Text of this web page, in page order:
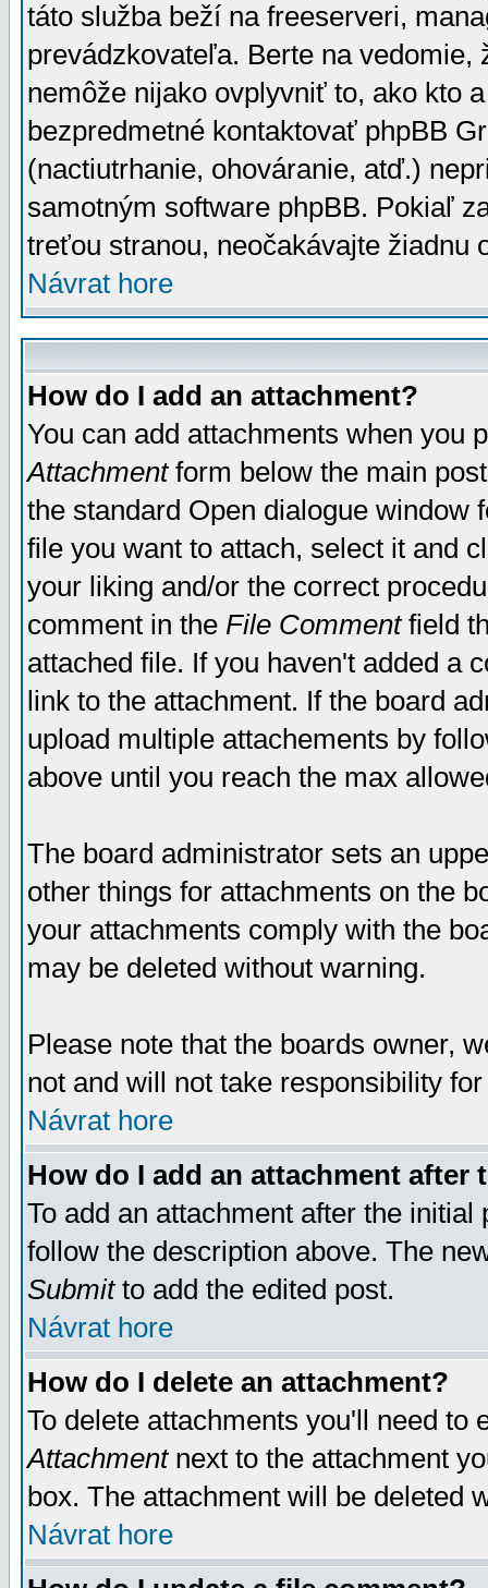
táto služba beží na freeserveri,
prevádzkovateľa. Berte na vedomie,
nemôže nijako ovplyvniť to, ako kto
bezpredmetné kontaktovať phpBB
(nactiutrhanie, ohováranie, atď.)
samotným software phpBB. Pokiaľ
treťou stranou, neočakávajte žiadnu
Návrat hore
How do I add an attachment?
You can add attachments when you
Attachmentform below the main
the standard Open dialogue window
file you want to attach, select it and
your liking and/or the correct
comment in the File Commentfield
attached file. If you haven't added a
link to the attachment. If the board
upload multiple attachements by
above until you reach the max
The board administrator sets an
other things for attachments on the
your attachments comply with the
may be deleted without warning.
Please note that the boards owner,
not and will not take responsibility
Návrat hore
How do I add an attachment after
To add an attachment after the
follow the description above. The
Submitto add the edited post.
Návrat hore
How do I delete an attachment?
To delete attachments you'll need
Attachmentnext to the attachment
box. The attachment will be deleted
Návrat hore